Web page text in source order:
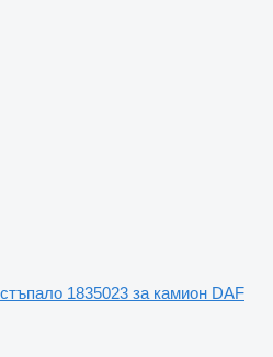
стъпало 1835023 за камион DAF